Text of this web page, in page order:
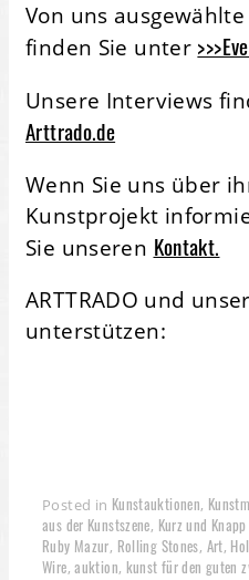
Von uns
finden Sie unter
Unsere Interviews
Arttrado.de
Wenn Sie uns über
Kunstprojekt
Sie unseren Kontakt.
ARTTRADO und
unterstützen:
Posted in Kunstauktionen,
aus der Kunstszene, Kurz und Knapp
Ruby Mazur, Rolling Stones, Art,
Wire,auktion, kunst für den guten